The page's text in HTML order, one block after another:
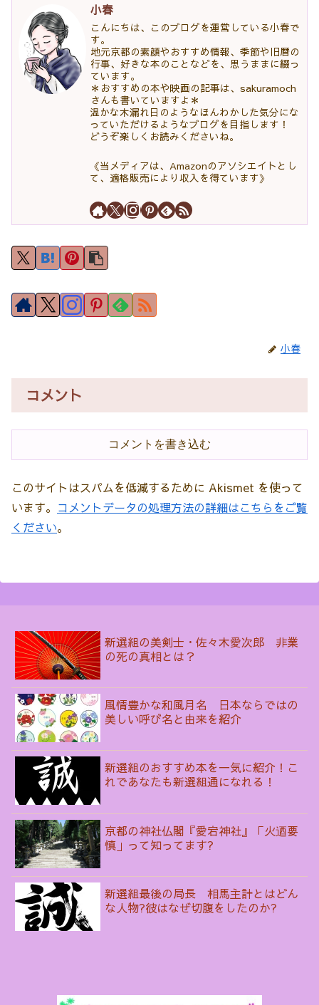
小春
こんにちは、このブログを運営している小春で
す。
地元京都の素顔やおすすめ情報、季節や旧暦の
行事、好きな本のことなどを、思うままに綴っ
ています。
＊おすすめの本や映画の記事は、sakuramoch
さんも書いていますよ＊
温かな木漏れ日のようなほんわかした気分にな
っていただけるようなブログを目指します！
どうぞ楽しくお読みくださいね。
《当メディアは、Amazonのアソシエイトとし
て、適格販売により収入を得ています》
小春
コメント
コメントを書き込む
このサイトはスパムを低減するために Akismet を使って
います。 コメントデータの処理方法の詳細はこちらをご覧
ください。
新選組の美剣士・佐々木愛次郎 非業
の死の真相とは？
風情豊かな和風月名 日本ならではの
美しい呼び名と由来を紹介
新選組のおすすめ本を一気に紹介！こ
れであなたも新選組通になれる！
京都の神社仏閣『愛宕神社』「火迺要
慎」って知ってます?
新選組最後の局長 相馬主計とはどん
な人物?彼はなぜ切腹をしたのか?